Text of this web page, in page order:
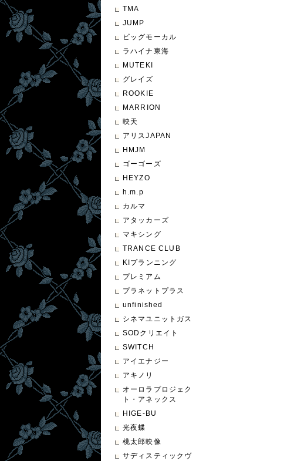
TMA
JUMP
ビッグモーカル
ラハイナ東海
MUTEKI
グレイズ
ROOKIE
MARRION
映天
アリスJAPAN
HMJM
ゴーゴーズ
HEYZO
h.m.p
カルマ
アタッカーズ
マキシング
TRANCE CLUB
KIプランニング
プレミアム
プラネットプラス
unfinished
シネマユニットガス
SODクリエイト
SWITCH
アイエナジー
アキノリ
オーロラプロジェク
ト・アネックス
HIGE-BU
光夜蝶
桃太郎映像
サディスティックヴ